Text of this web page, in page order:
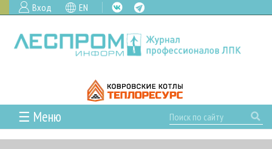
Вход EN
☰ Меню
ГЛАВНАЯ